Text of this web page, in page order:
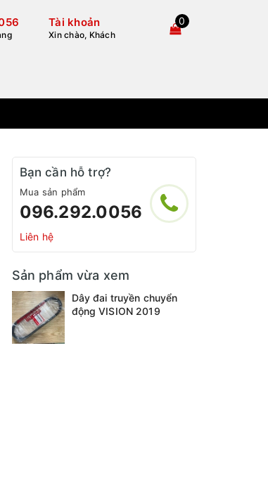
Tài khoản
Xin chào, Khách
0
Bạn cần hỗ trợ?
Mua sản phẩm
096.292.0056
Liên hệ
Sản phẩm vừa xem
Dây đai truyền chuyển
động VISION 2019